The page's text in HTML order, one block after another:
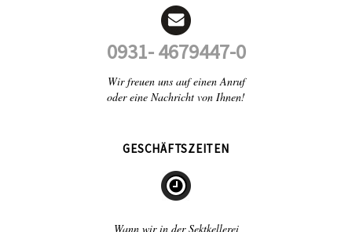
0931- 4679447-0
Wir freuen uns auf einen Anruf
oder eine Nachricht von Ihnen!
GESCHÄFTSZEITEN
Wann wir in der Sektkellerei